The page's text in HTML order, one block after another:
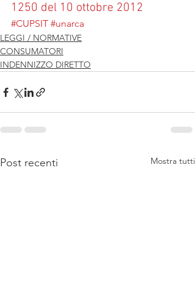
1250 del 10 ottobre 2012
#CUPSIT #unarca
LEGGI / NORMATIVE
CONSUMATORI
INDENNIZZO DIRETTO
Post recenti Mostra tutti